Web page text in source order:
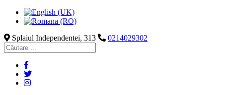
Splaiul Independentei, 313 0214029302